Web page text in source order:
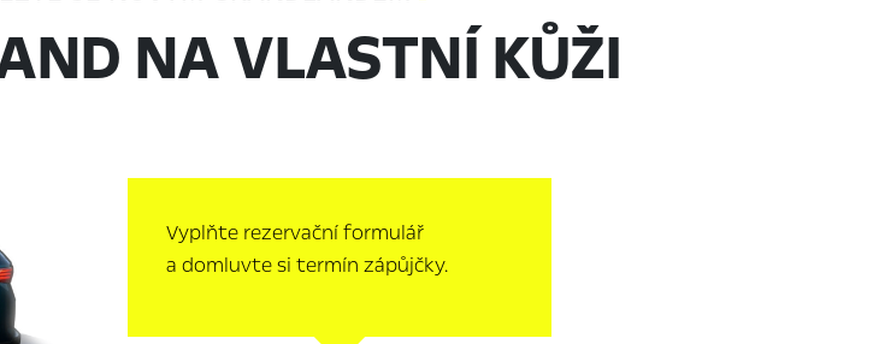
NA VLASTNÍ KŮŽI
Vyplňte rezervační formulář
a domluvte si termín zápůjčky.